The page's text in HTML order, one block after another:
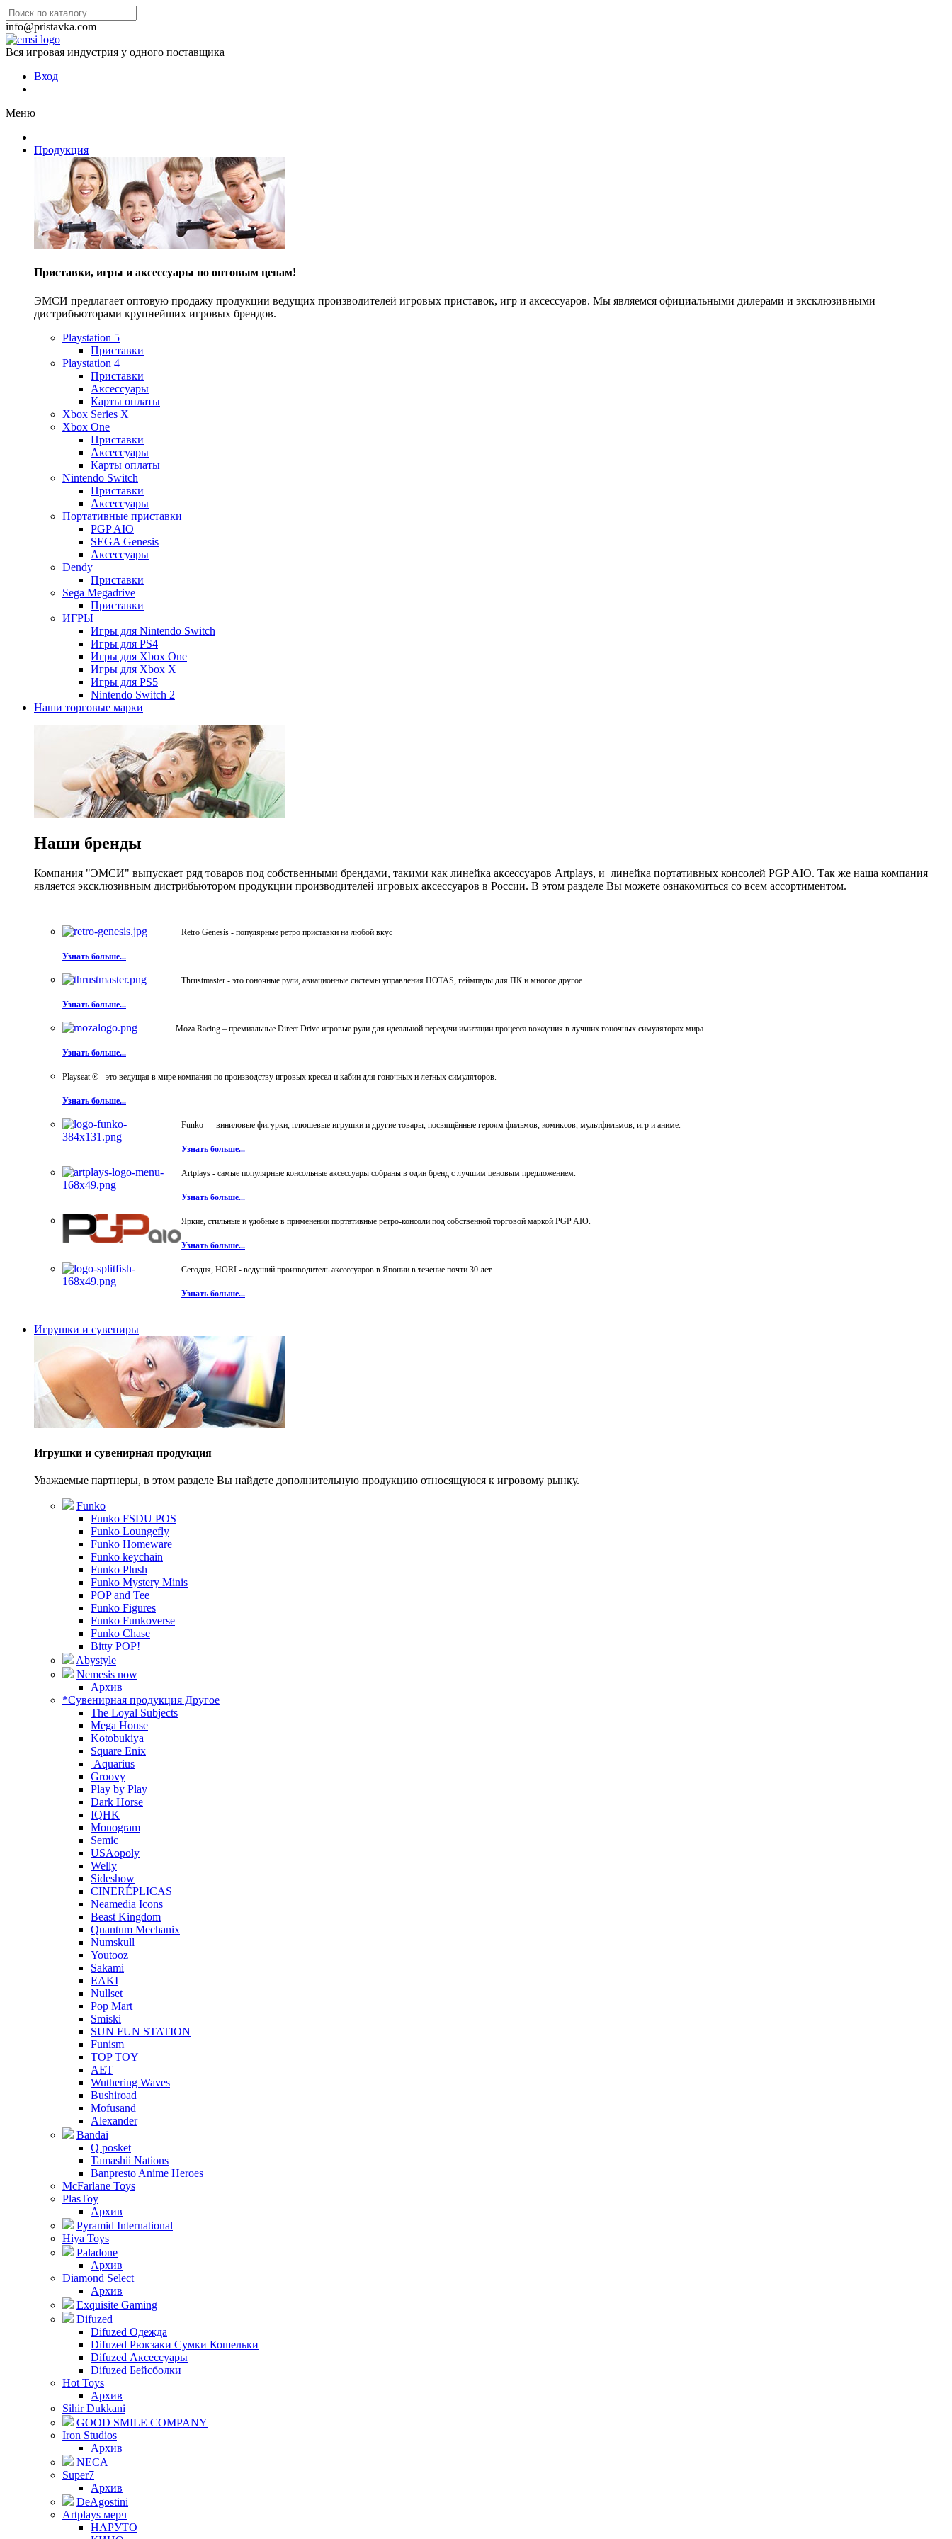
info@pristavka.com
Вся игровая индустрия у одного поставщика
Вход
Меню
Продукция
Приставки, игры и аксессуары по оптовым ценам!
ЭМСИ предлагает оптовую продажу продукции ведущих производителей игровых приставок, игр и аксессуаров. Мы являемся официальными дилерами и эксклюзивными
дистрибьюторами крупнейших игровых брендов.
Playstation 5
Приставки
Playstation 4
Приставки
Аксессуары
Карты оплаты
Xbox Series X
Xbox One
Приставки
Аксессуары
Карты оплаты
Nintendo Switch
Приставки
Аксессуары
Портативные приставки
PGP AIO
SEGA Genesis
Аксессуары
Dendy
Приставки
Sega Megadrive
Приставки
ИГРЫ
Игры для Nintendo Switch
Игры для PS4
Игры для Xbox One
Игры для Xbox X
Игры для PS5
Nintendo Switch 2
Наши торговые марки
Наши бренды
Компания "ЭМСИ" выпускает ряд товаров под собственными брендами, такими как линейка аксессуаров Artplays, и линейка портативных консолей PGP AIO. Так же наша компания
является эксклюзивным дистрибьютором продукции производителей игровых аксессуаров в России. В этом разделе Вы можете ознакомиться со всем ассортиментом.
Retro Genesis - популярные ретро приставки на любой вкус
Узнать больше...
Thrustmaster - это гоночные рули, авиационные системы управления HOTAS, геймпады для ПК и многое другое.
Узнать больше...
Moza Racing – премиальные Direct Drive игровые рули для идеальной передачи имитации процесса вождения в лучших гоночных симуляторах мира.
Узнать больше...
Playseat ® - это ведущая в мире компания по производству игровых кресел и кабин для гоночных и летных симуляторов.
Узнать больше...
Funko — виниловые фигурки, плюшевые игрушки и другие товары, посвящённые героям фильмов, комиксов, мультфильмов, игр и аниме.
Узнать больше...
Artplays - самые популярные консольные аксессуары собраны в один бренд с лучшим ценовым предложением.
Узнать больше...
Яркие, стильные и удобные в применении портативные ретро-консоли под собственной торговой маркой PGP AIO.
Узнать больше...
Сегодня, HORI - ведущий производитель аксессуаров в Японии в течение почти 30 лет.
Узнать больше...
Игрушки и сувениры
Игрушки и сувенирная продукция
Уважаемые партнеры, в этом разделе Вы найдете дополнительную продукцию относящуюся к игровому рынку.
Funko
Funko FSDU POS
Funko Loungefly
Funko Homeware
Funko keychain
Funko Plush
Funko Mystery Minis
POP and Tee
Funko Figures
Funko Funkoverse
Funko Chase
Bitty POP!
Abystyle
Nemesis now
Архив
*Сувенирная продукция Другое
The Loyal Subjects
Mega House
Kotobukiya
Square Enix
Aquarius
Groovy
Play by Play
Dark Horse
IQHK
Monogram
Semic
USAopoly
Welly
Sideshow
CINERÉPLICAS
Neamedia Icons
Beast Kingdom
Quantum Mechanix
Numskull
Youtooz
Sakami
EAKI
Nullset
Pop Mart
Smiski
SUN FUN STATION
Funism
TOP TOY
AET
Wuthering Waves
Bushiroad
Mofusand
Alexander
Bandai
Q posket
Tamashii Nations
Banpresto Anime Heroes
McFarlane Toys
PlasToy
Архив
Pyramid International
Hiya Toys
Paladone
Архив
Diamond Select
Архив
Exquisite Gaming
Difuzed
Difuzed Одежда
Difuzed Рюкзаки Сумки Кошельки
Difuzed Аксессуары
Difuzed Бейсболки
Hot Toys
Архив
Sihir Dukkani
GOOD SMILE COMPANY
Iron Studios
Архив
NECA
Super7
Архив
DeAgostini
Artplays мерч
НАРУТО